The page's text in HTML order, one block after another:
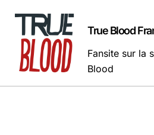
contenu
True Blood
Fansite sur la
Blood